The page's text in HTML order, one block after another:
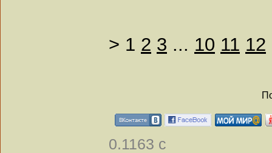
> 1 2 3 ... 10 11 12
0.1163 с